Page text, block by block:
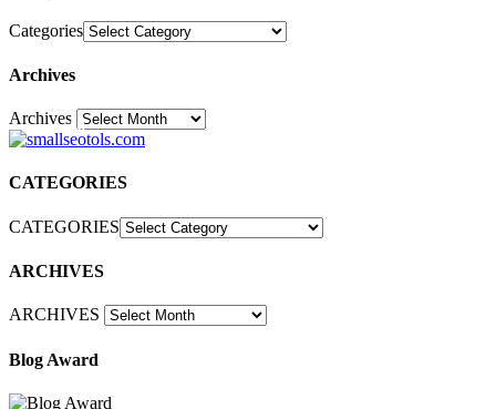
Categories
Archives
Archives30
CATEGORIES
CATEGORIES
ARCHIVES
ARCHIVES
Blog Award